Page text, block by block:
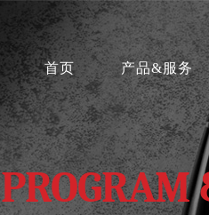
首页 产品&服务
PROGRAM